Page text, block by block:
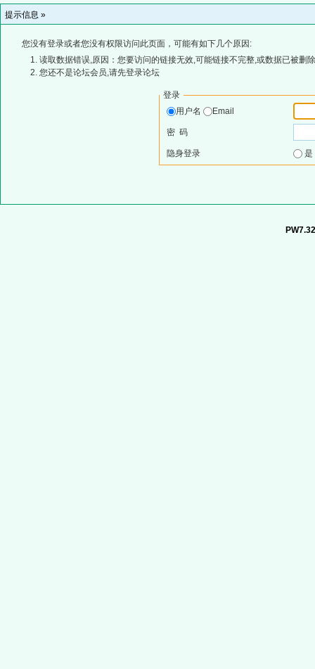
提示信息 »
您没有登录或者您没有权限访问此页面，可能有如下几个原因:
读取数据错误,原因：您要访问的链接无效,可能链接不完整,或数据已被删
您还不是论坛会员,请先登录论坛
登录
用户名
Email
密 码
隐身登录